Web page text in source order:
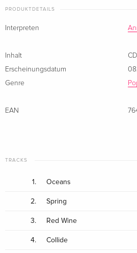
PRODUKTDETAILS
Interpreten
Inhalt
CD
Erscheinungsdatum
Genre
EAN
TRACKS
1. Oceans
2. Spring
3. Red Wine
4. Collide